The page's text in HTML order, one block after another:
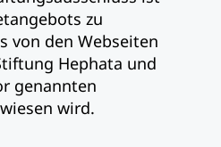
zu
von den Webseiten
Hephata und
genannten
wird.